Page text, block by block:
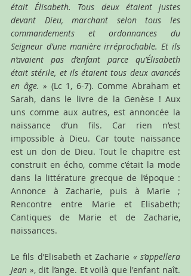
était Élisabeth. Tous deux étaient justes
devant Dieu, marchant selon tous les
commandements et ordonnances du
Seigneur d’une manière irréprochable. Et ils
n’avaient pas d’enfant parce qu’Élisabeth
était stérile, et ils étaient tous deux avancés
en âge. » (Lc 1, 6-7). Comme Abraham et
Sarah, dans le livre de la Genèse ! Aux
uns comme aux autres, est annoncée la
naissance d’un fils. Car rien n’est
impossible à Dieu. Car toute naissance
est un don de Dieu. Tout le chapitre est
construit en écho, comme c’était la mode
dans la littérature grecque de l’époque :
Annonce à Zacharie, puis à Marie ;
Rencontre entre Marie et Elisabeth;
Cantiques de Marie et de Zacharie,
naissances.
Le fils d’Elisabeth et Zacharie « s’appellera
Jean », dit l’ange. Et voilà que l'enfant naît.